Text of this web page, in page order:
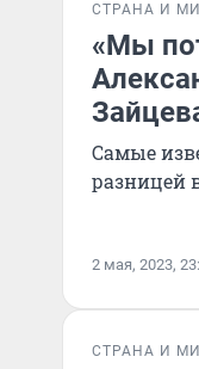
СТРАНА И
«Мы
Самые
разницей
2 мая, 2023,
СТРАНА И